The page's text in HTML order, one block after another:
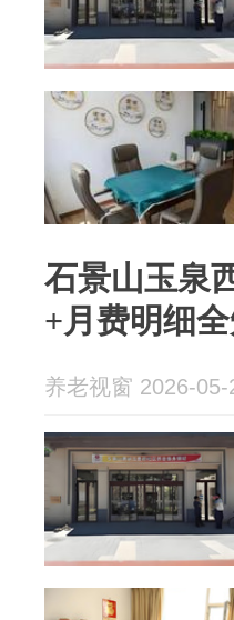
石景山玉泉
+月费明细
养老视窗 2026-05-